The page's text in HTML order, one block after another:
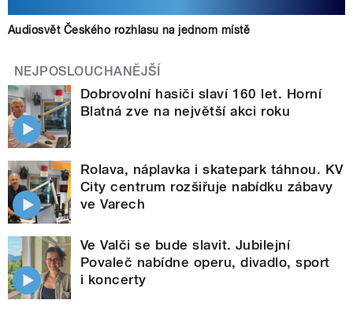
Audiosvět Českého rozhlasu na jednom místě
NEJPOSLOUCHANĚJŠÍ
Dobrovolní hasiči slaví 160 let. Horní
Blatná zve na největší akci roku
Rolava, náplavka i skatepark táhnou. KV
City centrum rozšiřuje nabídku zábavy
ve Varech
Ve Valči se bude slavit. Jubilejní
Povaleč nabídne operu, divadlo, sport
i koncerty